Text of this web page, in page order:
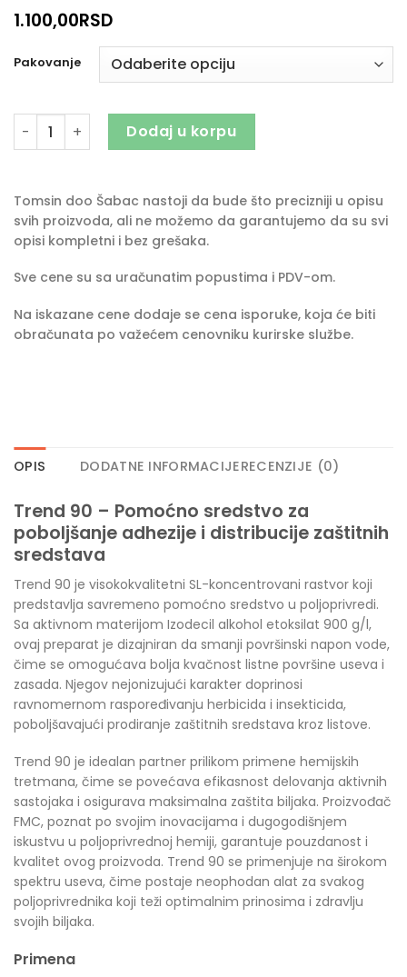
1.100,00RSD
Pakovanje
TREND 90 količinaDodaj u korpu
Tomsin doo Šabac nastoji da bude što precizniji u opisu
svih proizvoda, ali ne možemo da garantujemo da su svi
opisi kompletni i bez grešaka.
Sve cene su sa uračunatim popustima i PDV-om.
Na iskazane cene dodaje se cena isporuke, koja će biti
obračunata po važećem cenovniku kurirske službe.
OPIS DODATNE INFORMACIJERECENZIJE (0)
Trend 90 – Pomoćno sredstvo za
poboljšanje adhezije i distribucije zaštitnih
sredstava
Trend 90 je visokokvalitetni SL-koncentrovani rastvor koji
predstavlja savremeno pomoćno sredstvo u poljoprivredi.
Sa aktivnom materijom Izodecil alkohol etoksilat 900 g/l,
ovaj preparat je dizajniran da smanji površinski napon vode,
čime se omogućava bolja kvačnost listne površine useva i
zasada. Njegov nejonizujući karakter doprinosi
ravnomernom raspoređivanju herbicida i insekticida,
poboljšavajući prodiranje zaštitnih sredstava kroz listove.
Trend 90 je idealan partner prilikom primene hemijskih
tretmana, čime se povećava efikasnost delovanja aktivnih
sastojaka i osigurava maksimalna zaštita biljaka. Proizvođač
FMC, poznat po svojim inovacijama i dugogodišnjem
iskustvu u poljoprivrednoj hemiji, garantuje pouzdanost i
kvalitet ovog proizvoda. Trend 90 se primenjuje na širokom
spektru useva, čime postaje neophodan alat za svakog
poljoprivrednika koji teži optimalnim prinosima i zdravlju
svojih biljaka.
Primena